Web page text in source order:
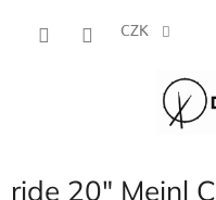
CZK
ride 20" Meinl